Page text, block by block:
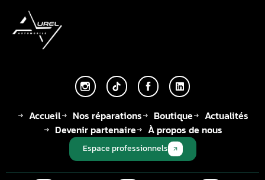
Accueil Nos réparations Boutique
Actualités
Devenir partenaire
À propos de nous
Espace professionnels